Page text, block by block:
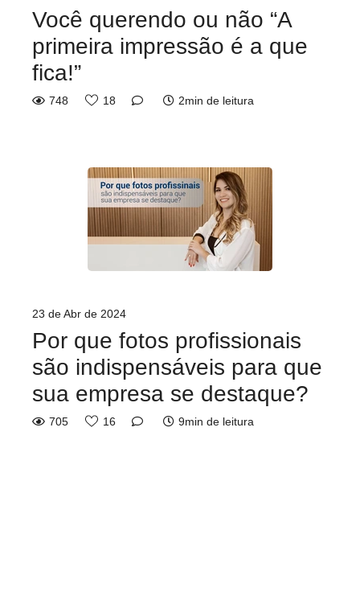
Você querendo ou não “A
primeira impressão é a que
fica!”
748 18 2min de leitura
23 de Abr de 2024
Por que fotos profissionais
são indispensáveis para que
sua empresa se destaque?
705 16 9min de leitura